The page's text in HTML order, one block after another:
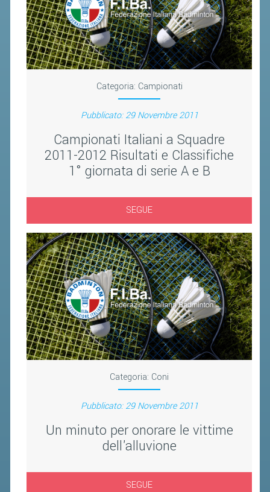
Categoria: Campionati
Pubblicato: 29 Novembre 2011
Campionati Italiani a Squadre
2011-2012 Risultati e Classifiche
1° giornata di serie A e B
SEGUE
Categoria: Coni
Pubblicato: 29 Novembre 2011
Un minuto per onorare le vittime
dell'alluvione
SEGUE
CONTROLLO IN ORDINE AL
REGOLARE SVOLGIMENTO DELLE
COMPETIZIONI E DEI CAMPIONATI
SPORTIVI PROFESSIONISTICI
PREPARAZIONE OLIMPICA E
PUBBLICI
FORMAZIONE DEI TECNICI
IMPIANTI SPORTIVI PUBBLICI
SULL'AMMINISTRAZIONE
ALTRI CONTENUTI
BANDI DI GARA E CONTRATTI
WHISTLEBLOWING
SPORTELLO FISCALE
NOVITÀ FISCALI
MODULISTICA
SCADENZARIO
AIRBADMINTON
TAPPE REGIONALI AIRBADMINTON